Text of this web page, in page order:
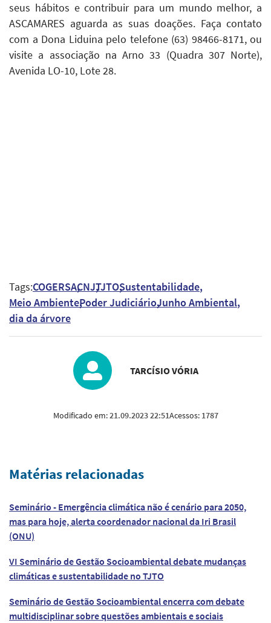
seus hábitos e contribuir para um mundo melhor, a
ASCAMARES aguarda as suas doações. Faça contato
com a Dona Liduina pelo telefone (63) 98466-8171, ou
visite a associação na Arno 33 (Quadra 307 Norte),
Avenida LO-10, Lote 28.
Tags:COGERSACNJTJTOSustentabilidade
Meio AmbientePoder JudiciárioJunho Ambiental
dia da árvore
TARCÍSIO VÓRIA
Modificado em:21.09.2023 22:51Acessos: 1787
Matérias relacionadas
Seminário - Emergência climática não é cenário para 2050,
mas para hoje, alerta coordenador nacional da Iri Brasil
(ONU)
VI Seminário de Gestão Socioambiental debate mudanças
climáticas e sustentabilidade no TJTO
Seminário de Gestão Socioambiental encerra com debate
multidisciplinar sobre questões ambientais e sociais